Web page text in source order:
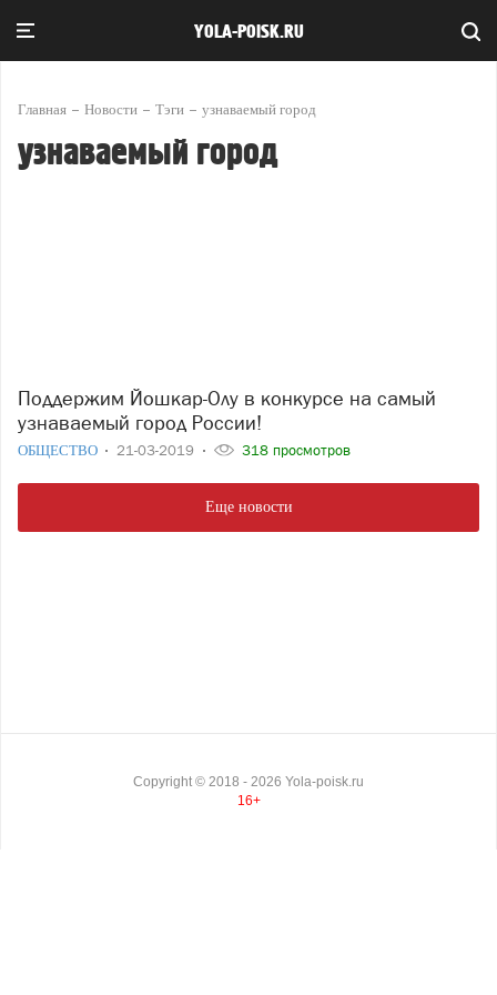
YOLA-POISK.RU
Главная Новости Тэги узнаваемый город
узнаваемый город
Поддержим Йошкар-Олу в конкурсе на самый
узнаваемый город России!
ОБЩЕСТВО 21-03-2019 318 просмотров
Еще новости
Copyright © 2018 - 2026 Yola-poisk.ru
16+